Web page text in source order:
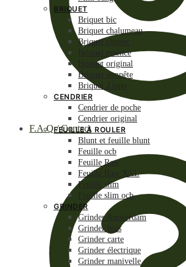
F.A.Q / Contact
BRIQUET
Briquet bic
Briquet chalumeau
Briquet clipper
Briquet essence
Briquet original
Briquet tempête
Briquet Zippo
CENDRIER
Cendrier de poche
Cendrier original
FEUILLE À ROULER
Blunt et feuille blunt
Feuille ocb
Feuille Raw
Feuille Raw XXL
Feuille slim
Feuille slim ocb
GRINDER
Grinder Amsterdam
Grinder bois
Grinder carte
Grinder électrique
Grinder manivelle